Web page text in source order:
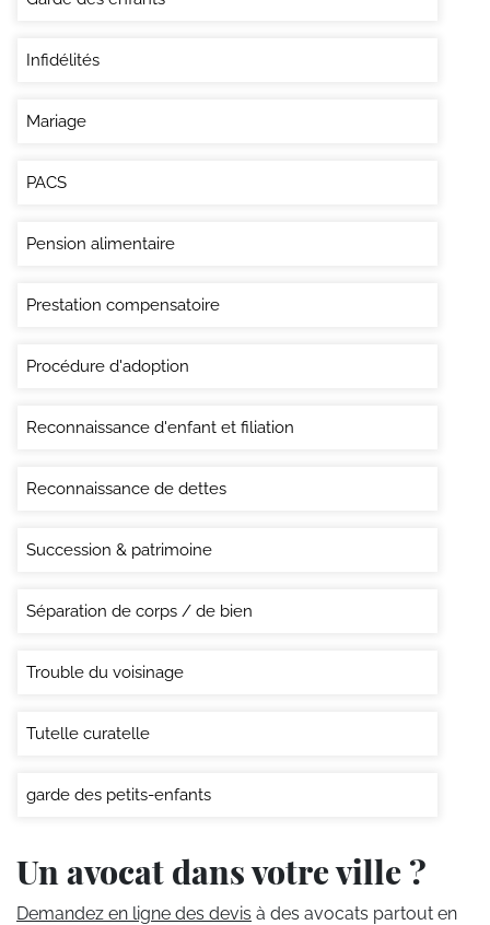
Infidélités
Mariage
PACS
Pension alimentaire
Prestation compensatoire
Procédure d'adoption
Reconnaissance d'enfant et filiation
Reconnaissance de dettes
Succession & patrimoine
Séparation de corps / de bien
Trouble du voisinage
Tutelle curatelle
garde des petits-enfants
Un avocat dans votre ville ?
Demandez en ligne des devis à des avocats partout en